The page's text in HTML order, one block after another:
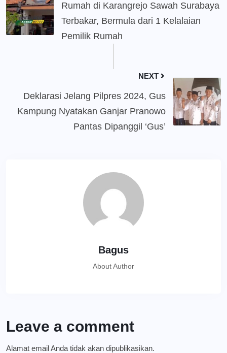
Rumah di Karangrejo Sawah Surabaya
Terbakar, Bermula dari 1 Kelalaian
Pemilik Rumah
NEXT
Deklarasi Jelang Pilpres 2024, Gus
Kampung Nyatakan Ganjar Pranowo
Pantas Dipanggil ‘Gus’
Bagus
About Author
Leave a comment
Alamat email Anda tidak akan dipublikasikan.